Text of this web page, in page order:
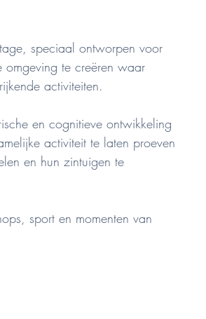
speciaal ontworpen voor
omgeving te creëren waar
activiteiten.
en cognitieve ontwikkeling
activiteit te laten proeven
en hun zintuigen te
sport en momenten van